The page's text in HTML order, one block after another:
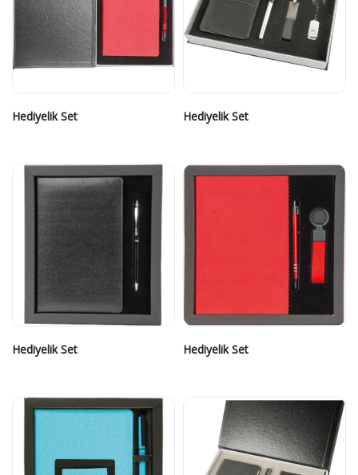
Hediyelik Set Hediyelik Set
Hediyelik Set Hediyelik Set